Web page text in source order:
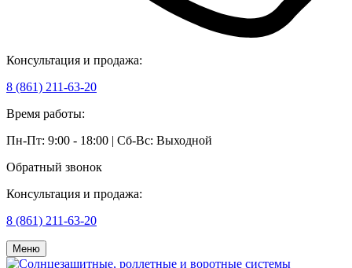
Консультация и продажа:
8 (861) 211-63-20
Время работы:
Пн-Пт: 9:00 - 18:00 | Сб-Вс: Выходной
Обратный звонок
Консультация и продажа:
8 (861) 211-63-20
Меню